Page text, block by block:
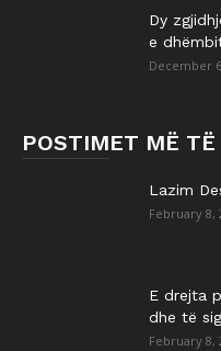
Dy
e
December
POSTIMET MË TË
Lazim
February 8,
E drejta
dhe të
February 8,